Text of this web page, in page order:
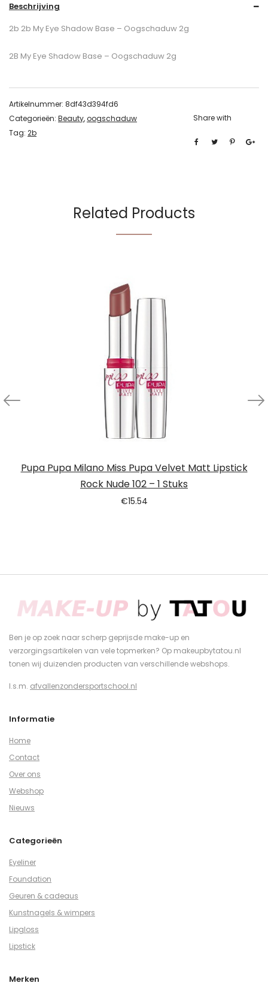
Beschrijving
2b 2b My Eye Shadow Base – Oogschaduw 2g
2B My Eye Shadow Base – Oogschaduw 2g
Artikelnummer: 8df43d394fd6
Categorieën: Beauty,oogschaduw
Tag: 2b
Share with
Related Products
Pupa Pupa Milano Miss Pupa Velvet Matt Lipstick
Rock Nude 102 – 1 Stuks
€15.54
Ben je op zoek naar scherp geprijsde make-up en
verzorgingsartikelen van vele topmerken? Op makeupbytatou.nl
tonen wij duizenden producten van verschillende webshops.
I.s.m. afvallenzondersportschool.nl
Informatie
Home
Contact
Over ons
Webshop
Nieuws
Categorieën
Eyeliner
Foundation
Geuren & cadeaus
Kunstnagels & wimpers
Lipgloss
Lipstick
Merken